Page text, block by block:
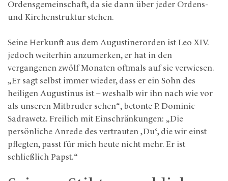
Ordensgemeinschaft, da sie dann über jeder Ordens-
und Kirchenstruktur stehen.
Seine Herkunft aus dem Augustinerorden ist Leo XIV.
jedoch weiterhin anzumerken, er hat in den
vergangenen zwölf Monaten oftmals auf sie verwiesen.
„Er sagt selbst immer wieder, dass er ein Sohn des
heiligen Augustinus ist – weshalb wir ihn nach wie vor
als unseren Mitbruder sehen“, betonte P. Dominic
Sadrawetz. Freilich mit Einschränkungen: „Die
persönliche Anrede des vertrauten ‚Du‘, die wir einst
pflegten, passt für mich heute nicht mehr. Er ist
schließlich Papst.“